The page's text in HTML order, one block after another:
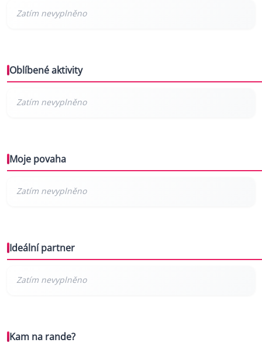
Oblíbené aktivity
Moje povaha
Ideální partner
Kam na rande?